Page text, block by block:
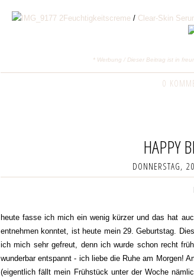
Feuchtigkeitscreme / Clear-Skin
* Werbung / Dieser Beitrag ist in
0
HAPPY
DONNERSTAG,
heute fasse ich mich ein wenig kürzer und das hat
entnehmen konntet, ist heute mein 29. Geburtstag.
ich mich sehr gefreut, denn ich wurde schon recht
wunderbar entspannt - ich liebe die Ruhe am Morgen!
(eigentlich fällt mein Frühstück unter der Woche